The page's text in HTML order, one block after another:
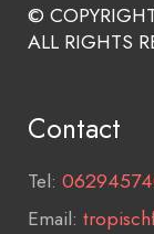
©
ALL RIGHTS
Contact
Tel:
Email: